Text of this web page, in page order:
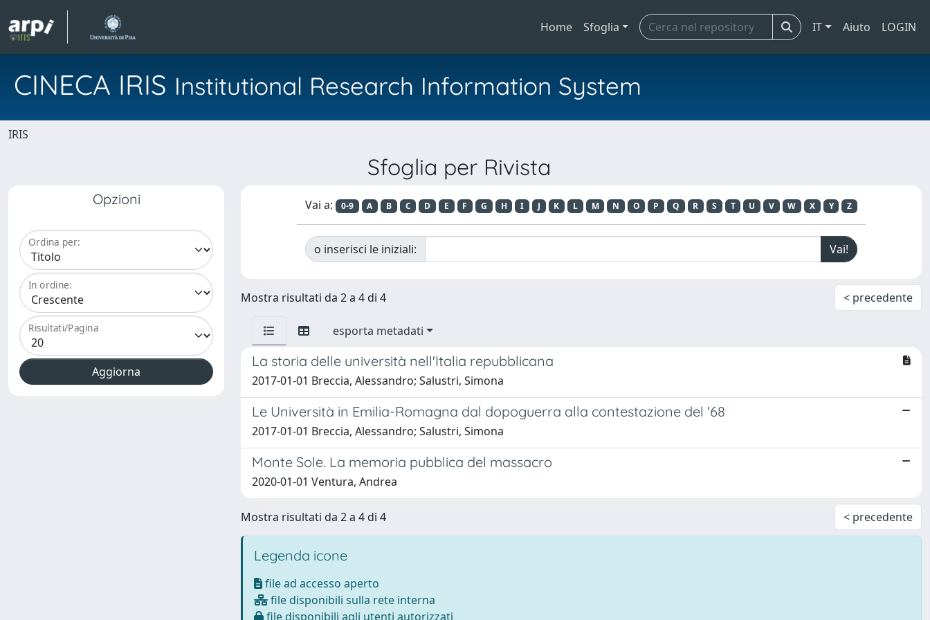
Home Sfoglia IT Aiuto LOGIN
CINECA IRIS Institutional Research Information System
IRIS
Sfoglia per Rivista
Opzioni
Ordina per:
In ordine:
Risultati/Pagina
Vai a: 0-9 A B C D E F G H I J K L M N O P Q R S T U V W X Y Z
o inserisci le iniziali:
Mostra risultati da 2 a 4 di 4 < precedente
esporta metadati
La storia delle università nell'Italia repubblicana
2017-01-01 Breccia, Alessandro; Salustri, Simona
Le Università in Emilia-Romagna dal dopoguerra alla contestazione del '68
2017-01-01 Breccia, Alessandro; Salustri, Simona
Monte Sole. La memoria pubblica del massacro
2020-01-01 Ventura, Andrea
Mostra risultati da 2 a 4 di 4 < precedente
Legenda icone
file ad accesso aperto
file disponibili sulla rete interna
file disponibili agli utenti autorizzati